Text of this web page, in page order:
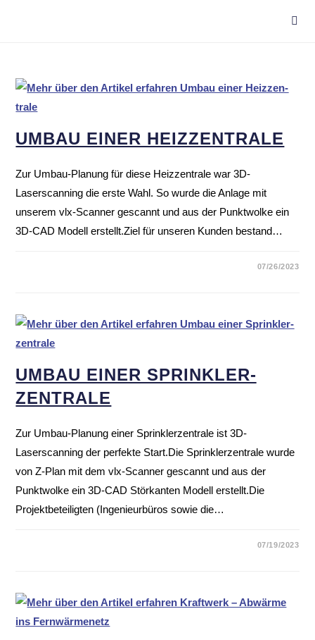
UMBAU EINER HEIZ­ZEN­TRALE
Zur Umbau-Planung für diese Heizzentrale war 3D-
Laserscanning die erste Wahl. So wurde die Anlage mit
unserem vlx-Scanner gescannt und aus der Punktwolke ein
3D-CAD Modell erstellt.Ziel für unseren Kunden bestand…
07/26/2023
UMBAU EINER SPRINKLER­
ZENTRALE
Zur Umbau-Planung einer Sprinklerzentrale ist 3D-
Laserscanning der perfekte Start.Die Sprinklerzentrale wurde
von Z-Plan mit dem vlx-Scanner gescannt und aus der
Punktwolke ein 3D-CAD Störkanten Modell erstellt.Die
Projektbeteiligten (Ingenieurbüros sowie die…
07/19/2023